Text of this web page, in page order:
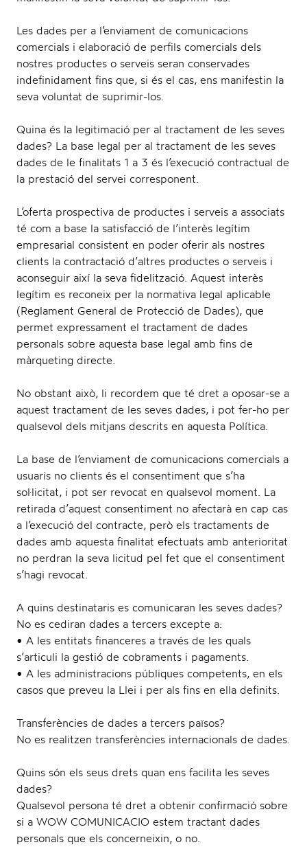
Les dades per a l’enviament de comunicacions
comercials i elaboració de perfils comercials dels
nostres productes o serveis seran conservades
indefinidament fins que, si és el cas, ens manifestin la
seva voluntat de suprimir-los.
Quina és la legitimació per al tractament de les seves
dades? La base legal per al tractament de les seves
dades de le finalitats 1 a 3 és l’execució contractual de
la prestació del servei corresponent.
L’oferta prospectiva de productes i serveis a associats
té com a base la satisfacció de l’interès legítim
empresarial consistent en poder oferir als nostres
clients la contractació d’altres productes o serveis i
aconseguir així la seva fidelització. Aquest interès
legítim es reconeix per la normativa legal aplicable
(Reglament General de Protecció de Dades), que
permet expressament el tractament de dades
personals sobre aquesta base legal amb fins de
màrqueting directe.
No obstant això, li recordem que té dret a oposar-se a
aquest tractament de les seves dades, i pot fer-ho per
qualsevol dels mitjans descrits en aquesta Política.
La base de l’enviament de comunicacions comercials a
usuaris no clients és el consentiment que s’ha
sol·licitat, i pot ser revocat en qualsevol moment. La
retirada d’aquest consentiment no afectarà en cap cas
a l’execució del contracte, però els tractaments de
dades amb aquesta finalitat efectuats amb anterioritat
no perdran la seva licitud pel fet que el consentiment
s’hagi revocat.
A quins destinataris es comunicaran les seves dades?
No es cediran dades a tercers excepte a:
• A les entitats financeres a través de les quals
s’articuli la gestió de cobraments i pagaments.
• A les administracions públiques competents, en els
casos que preveu la Llei i per als fins en ella definits.
Transferències de dades a tercers països?
No es realitzen transferències internacionals de dades.
Quins són els seus drets quan ens facilita les seves
dades?
Qualsevol persona té dret a obtenir confirmació sobre
si a WOW COMUNICACIO estem tractant dades
personals que els concerneixin, o no.